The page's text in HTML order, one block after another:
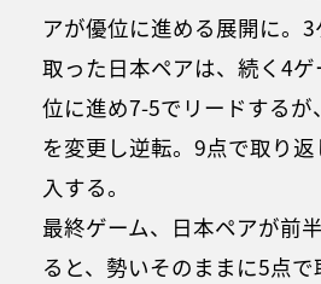
アが優位に進める展開に。
取った日本ペアは、続く4
位に進め7-5でリードするが
を変更し逆転。9点で取り
入する。
最終ゲーム、日本ペアが前
ると、勢いそのままに5点